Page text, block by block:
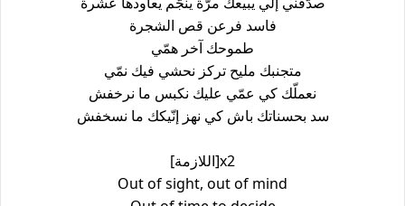
فاسد فرعن قص الشجرة
طموحك آخر همّي
متجنبك مليح تركز نحشي فيك نمّي
نعملّك كي عمّي عليك نكبس ما نرخفش
سد بحسناتك باش كي نهز إنّيكك ما نسخفش
[اللازمة]x2
Out of sight, out of mind